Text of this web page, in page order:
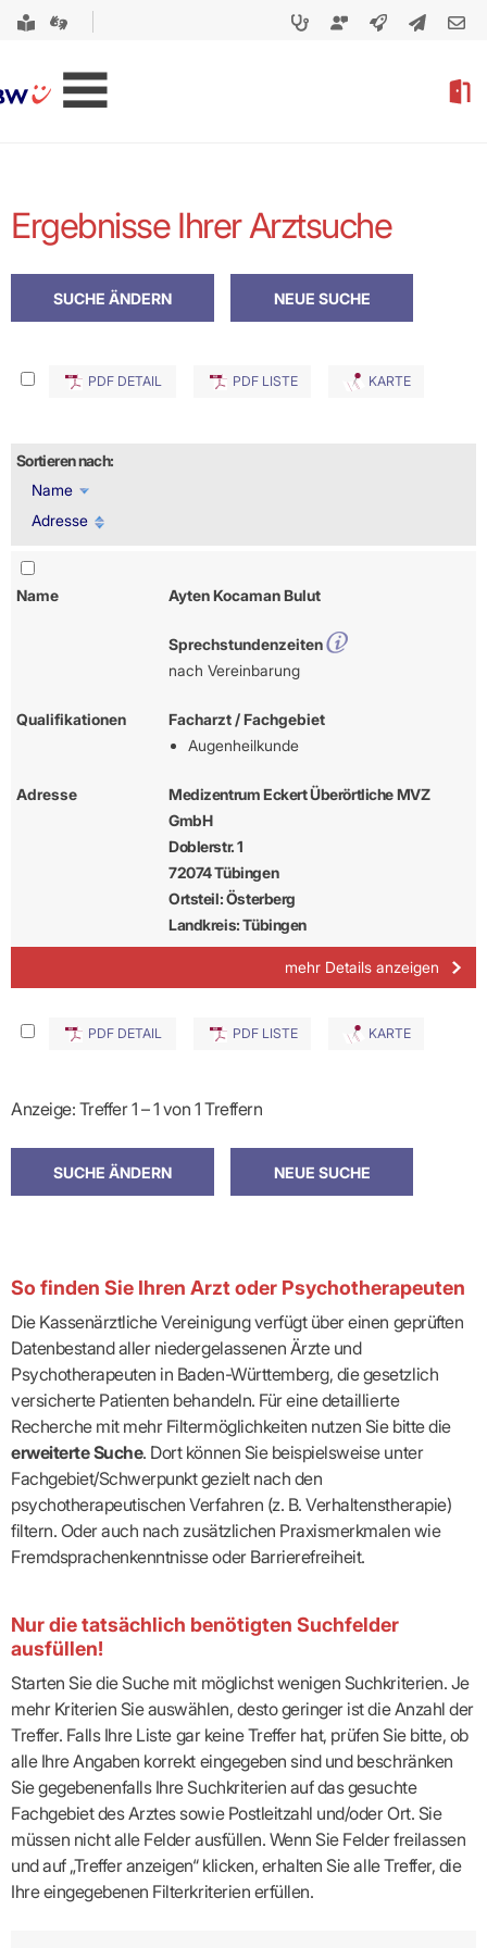
Ergebnisse Ihrer Arztsuche
PDF DETAIL PDF LISTE KARTE
Sortieren nach:
Name
Adresse
Name Ayten Kocaman Bulut
Sprechstundenzeiten
nach Vereinbarung
Qualifikationen
Facharzt / Fachgebiet
Augenheilkunde
Adresse
Medizentrum Eckert Überörtliche MVZ
GmbH
Doblerstr. 1
72074 Tübingen
Ortsteil: Österberg
Landkreis: Tübingen
mehr Details anzeigen
PDF DETAIL PDF LISTE KARTE
Anzeige: Treffer 1 – 1 von 1 Treffern
So finden Sie Ihren Arzt oder Psychotherapeuten
Die Kassenärztliche Vereinigung verfügt über einen geprüften
Datenbestand aller niedergelassenen Ärzte und
Psychotherapeuten in Baden-Württemberg, die gesetzlich
versicherte Patienten behandeln. Für eine detaillierte
Recherche mit mehr Filtermöglichkeiten nutzen Sie bitte die
erweiterte Suche. Dort können Sie beispielsweise unter
Fachgebiet/Schwerpunkt gezielt nach den
psychotherapeutischen Verfahren (z. B. Verhaltenstherapie)
filtern. Oder auch nach zusätzlichen Praxismerkmalen wie
Fremdsprachenkenntnisse oder Barrierefreiheit.
Nur die tatsächlich benötigten Suchfelder
ausfüllen!
Starten Sie die Suche mit möglichst wenigen Suchkriterien. Je
mehr Kriterien Sie auswählen, desto geringer ist die Anzahl der
Treffer. Falls Ihre Liste gar keine Treffer hat, prüfen Sie bitte, ob
alle Ihre Angaben korrekt eingegeben sind und beschränken
Sie gegebenenfalls Ihre Suchkriterien auf das gesuchte
Fachgebiet des Arztes sowie Postleitzahl und/oder Ort. Sie
müssen nicht alle Felder ausfüllen. Wenn Sie Felder freilassen
und auf „Treffer anzeigen“ klicken, erhalten Sie alle Treffer, die
Ihre eingegebenen Filterkriterien erfüllen.